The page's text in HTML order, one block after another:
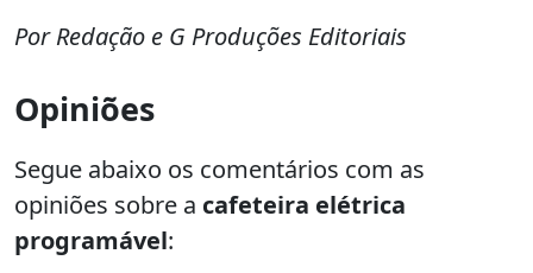
Por Redação e G Produções Editoriais
Opiniões
Segue abaixo os comentários com as
opiniões sobre a cafeteira elétrica
programável: